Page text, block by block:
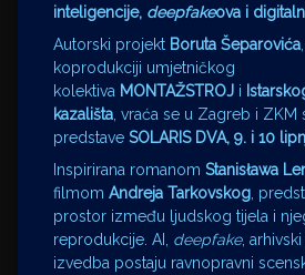
inteligencije, deepfakeova i
Autorski projekt Boruta Šeparovića
koprodukciji umjetničkog
kolektiva MONTAŽSTROJ i
kazališta, vraća se u Zagreb i ZKM
predstave SOLARIS DVA, 9. i 10
Inspirirana romanom Stanisława
filmom Andreja Tarkovskog,
prostor između ljudskog tijela i
reprodukcije. AI, deepfake,
izvedba postaju ravnopravni